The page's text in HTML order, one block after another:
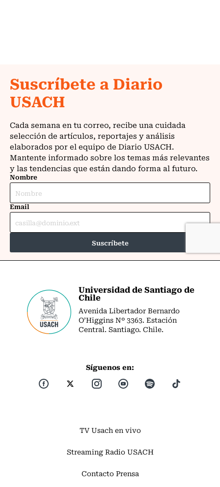
Universidad de Santiago de
Chile
Avenida Libertador Bernardo
O’Higgins Nº 3363. Estación
Central. Santiago. Chile.
Síguenos en:
TV Usach en vivo
Streaming Radio USACH
Contacto Prensa